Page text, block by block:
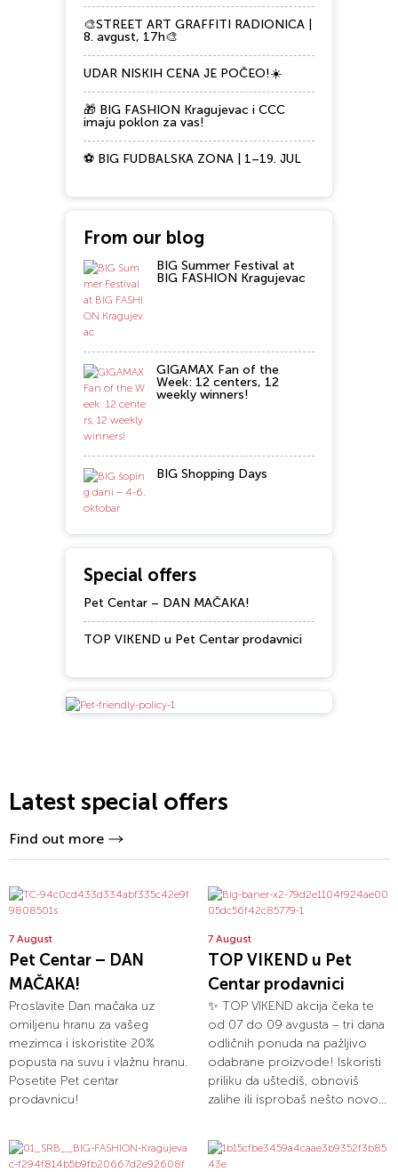
🎨STREET ART GRAFFITI RADIONICA |
8. avgust, 17h🎨
UDAR NISKIH CENA JE POČEO!☀️
🎁 BIG FASHION Kragujevac i CCC
imaju poklon za vas!
⚽ BIG FUDBALSKA ZONA | 1–19. JUL
From our blog
BIG Summer Festival at
BIG FASHION Kragujevac
GIGAMAX Fan of the
Week: 12 centers, 12
weekly winners!
BIG Shopping Days
Special offers
Pet Centar – DAN MAČAKA!
TOP VIKEND u Pet Centar prodavnici
Latest special offers
Find out more
7 August
Pet Centar – DAN
MAČAKA!
Proslavite Dan mačaka uz
omiljenu hranu za vašeg
mezimca i iskoristite 20%
popusta na suvu i vlažnu hranu.
Posetite Pet centar
prodavnicu!
7 August
TOP VIKEND u Pet
Centar prodavnici
✨ TOP VIKEND akcija čeka te
od 07 do 09 avgusta – tri dana
odličnih ponuda na pažljivo
odabrane proizvode! Iskoristi
priliku da uštediš, obnoviš
zalihe ili isprobaš nešto novo...